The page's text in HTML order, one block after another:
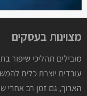
מצוינות בעסקים
מובילים תהליכי שיפור
עובדים יוצרת כלים
הארוך, גם זמן רב